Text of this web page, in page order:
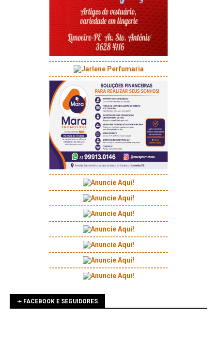
-----------------------------------------
-----------------------------------------
-----------------------------------------
-----------------------------------------
-----------------------------------------
-----------------------------------------
-----------------------------------------
-----------------------------------------
-----------------------------------------
➛ FACEBOOK E SEGUIDORES